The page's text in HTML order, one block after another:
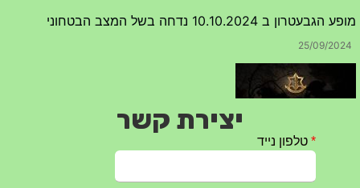
מופע הגבעטרון ב 10.10.2024 נדחה בשל המצב הבטחוני
25/09/2024
יצירת קשר